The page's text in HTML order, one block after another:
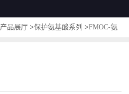
产品展厅 >保护氨基酸系列 >FMOC-氨